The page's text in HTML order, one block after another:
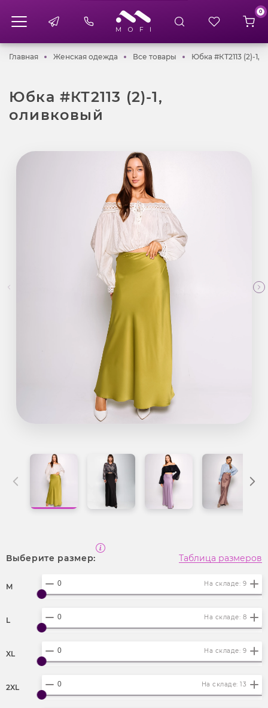
0
ГлавнаяГлавнаяЖенская одежда Женская одежда
Все товары Все товары
Юбка #КТ2113 (2)-1,
Юбка #КТ2113 (2)-1,
оливковый
Выберите размер: Таблица размеров
M На складе: 9
L На складе: 8
XL На складе: 9
2XL На складе: 13